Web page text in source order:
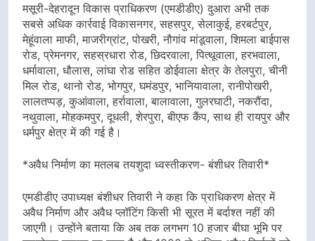
मसूरी-देहरादून विकास प्राधिकरण (एमडीडीए) दुआरा अभी तक
सबसे अधिक कार्रवाई विकासनगर, सहसपुर, सेलाकुई, हरबर्टपुर,
मेहूंवाला माफी, माजरीग्रांट, पोखरी, नौगांव मांडूवाला, शिमला बाईपास
रोड, प्रेमनगर, सहस्रधारा रोड, छिदरवाला, पित्थूवाला, हरभवाला,
धर्मावाला, धौलास, लांघा रोड सहित डोईवाला क्षेत्र के तेलपुरा, चीनी
मिल रोड, थानो रोड, भोगपुर, घमंडपुर, भानियावाला, रानीपोखरी,
लालतप्पड़, कुआंवाला, हर्रावाला, बालावाला, गुलरघाटी, नकरौंदा,
नथुवाला, मोहकमपुर, दूधली, शेरपुरा, बीएफ कैंप, साथ ही रायपुर और
धर्मपुर क्षेत्र में की गई है।
*अवैध निर्माण का मतलब तयशुदा ध्वस्तीकरण- बंशीधर तिवारी*
एमडीडीए उपाध्यक्ष बंशीधर तिवारी ने कहा कि प्राधिकरण क्षेत्र में
अवैध निर्माण और अवैध प्लॉटिंग किसी भी सूरत में बर्दाश्त नहीं की
जाएगी। उन्होंने बताया कि अब तक लगभग 10 हजार बीघा भूमि पर